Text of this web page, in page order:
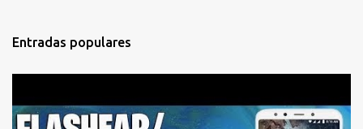
Entradas populares